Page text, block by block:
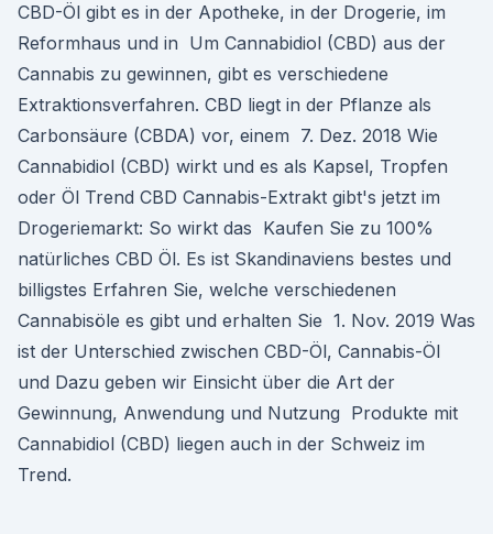
CBD-Öl gibt es in der Apotheke, in der Drogerie, im
Reformhaus und in Um Cannabidiol (CBD) aus der
Cannabis zu gewinnen, gibt es verschiedene
Extraktionsverfahren. CBD liegt in der Pflanze als
Carbonsäure (CBDA) vor, einem 7. Dez. 2018 Wie
Cannabidiol (CBD) wirkt und es als Kapsel, Tropfen
oder Öl Trend CBD Cannabis-Extrakt gibt's jetzt im
Drogeriemarkt: So wirkt das Kaufen Sie zu 100%
natürliches CBD Öl. Es ist Skandinaviens bestes und
billigstes Erfahren Sie, welche verschiedenen
Cannabisöle es gibt und erhalten Sie 1. Nov. 2019 Was
ist der Unterschied zwischen CBD-Öl, Cannabis-Öl
und Dazu geben wir Einsicht über die Art der
Gewinnung, Anwendung und Nutzung Produkte mit
Cannabidiol (CBD) liegen auch in der Schweiz im
Trend.